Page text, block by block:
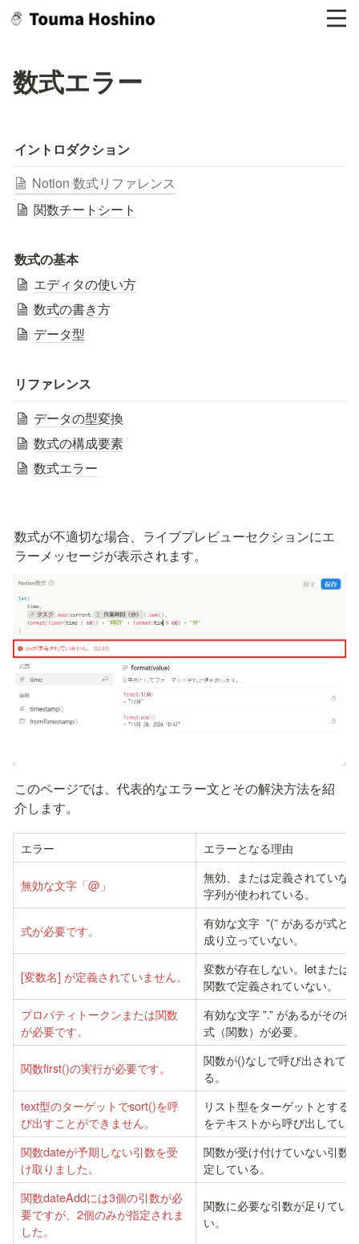
数式エラー
イントロダクション
Notion 数式リファレンス
関数チートシート
数式の基本
エディタの使い方
数式の書き方
データ型
リファレンス
データの型変換
数式の構成要素
数式エラー
数式が不適切な場合、ライブプレビューセクションにエ
ラーメッセージが表示されます。
このページでは、代表的なエラー文とその解決方法を紹
介します。
エラー エラーとなる理由
無効な文字「@」
無効、または定義されていな
字列が使われている。
式が必要です。
有効な文字  ”(” があるが式と
成り立っていない。
[変数名] が定義されていません。
変数が存在しない。letまたは
関数で定義されていない。
プロパティトークンまたは関数
が必要です。
有効な文字 ”.” があるがその後
式（関数）が必要。
関数first()の実行が必要です。
関数が()なしで呼び出されてい
る。
text型のターゲットでsort()を呼
び出すことができません。
リスト型をターゲットとする
をテキストから呼び出してい
関数dateが予期しない引数を受
け取りました。
関数が受け付けていない引数
定している。
関数dateAddには3個の引数が必
要ですが、2個のみが指定されま
した。
関数に必要な引数が足りてい
い。